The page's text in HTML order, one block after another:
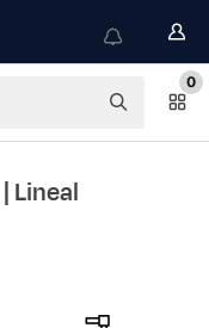
0
| Lineal